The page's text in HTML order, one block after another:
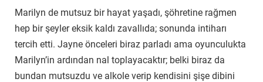
Marilyn de mutsuz bir hayat yaşadı, şöhretine rağmen
hep bir şeyler eksik kaldı zavallıda; sonunda intiharı
tercih etti. Jayne önceleri biraz parladı ama oyunculukta
Marilyn’in ardından nal toplayacaktır; belki biraz da
bundan mutsuzdu ve alkole verip kendisini şişe dibini